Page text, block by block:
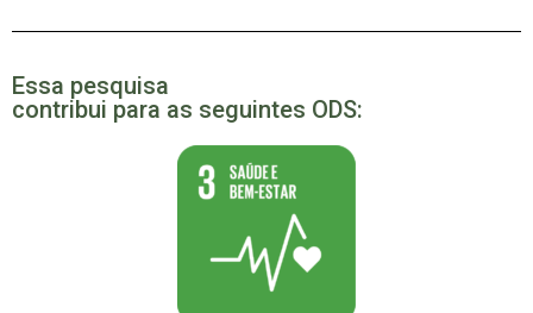
Essa pesquisa
contribui para as seguintes ODS: